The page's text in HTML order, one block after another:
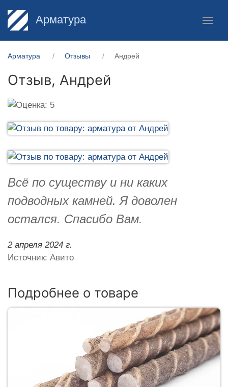
Арматура
Арматура Отзывы Андрей
Отзыв, Андрей
Всё по существу и ни каких
подводных камней. Я доволен
остался. Спасибо Вам.
2 апреля 2024 г.
Источник: Авито
Подробнее о товаре